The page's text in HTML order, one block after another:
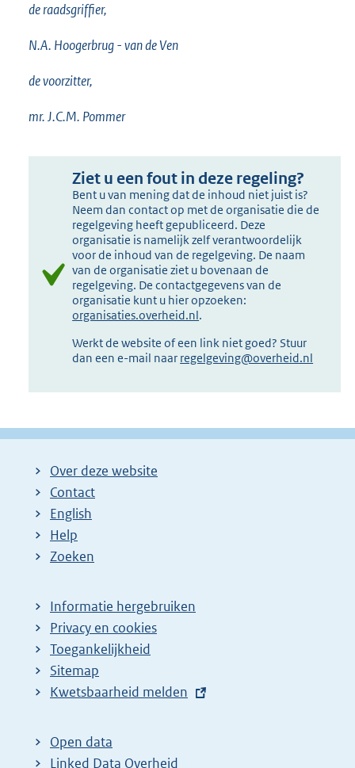
de raadsgriffier,
N.A. Hoogerbrug - van de Ven
de voorzitter,
mr. J.C.M. Pommer
Ziet u een fout in deze regeling?
Bent u van mening dat de inhoud niet juist is?
Neem dan contact op met de organisatie die de
regelgeving heeft gepubliceerd. Deze
organisatie is namelijk zelf verantwoordelijk
voor de inhoud van de regelgeving. De naam
van de organisatie ziet u bovenaan de
regelgeving. De contactgegevens van de
organisatie kunt u hier opzoeken:
organisaties.overheid.nl.
Werkt de website of een link niet goed? Stuur
dan een e-mail naar regelgeving@overheid.nl
Over deze website
Contact
English
Help
Zoeken
Informatie hergebruiken
Privacy en cookies
Toegankelijkheid
Sitemap
E
t
e
Kwetsbaarheid melden
Open data
Linked Data Overheid